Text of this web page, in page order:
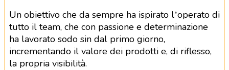
Un obiettivo che da sempre ha ispirato l’operato di
tutto il team, che con passione e determinazione
ha lavorato sodo sin dal primo giorno,
incrementando il valore dei prodotti e, di riflesso,
la propria visibilità.